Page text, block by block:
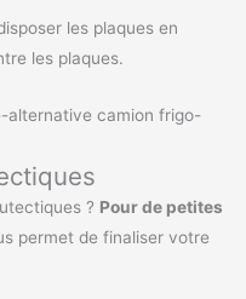
les plaques en
les plaques.
? Pour de petites
permet de finaliser votre